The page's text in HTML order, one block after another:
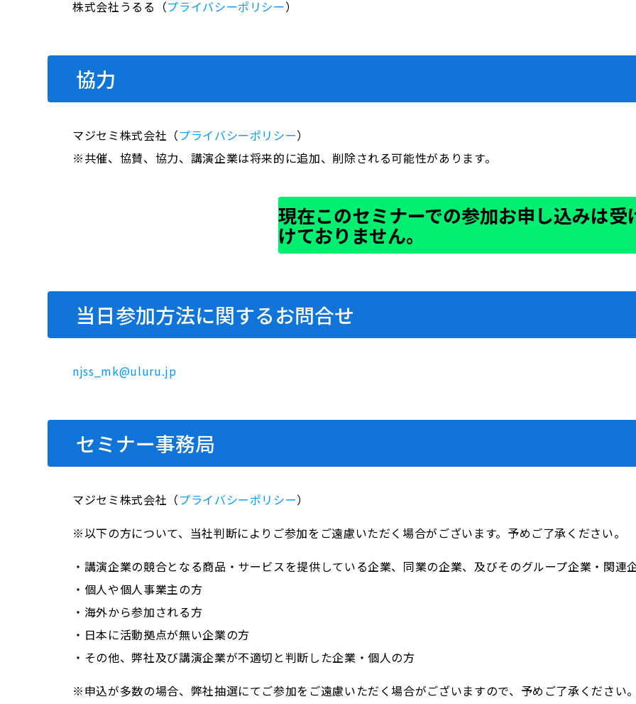
株式会社うるる（プライバシーポリシー）
協力
マジセミ株式会社（プライバシーポリシー）
※共催、協賛、協力、講演企業は将来的に追加、削除される可能性があります。
現在このセミナーでの参加お申し込みは受
けておりません。
当日参加方法に関するお問合せ
njss_mk@uluru.jp
セミナー事務局
マジセミ株式会社（プライバシーポリシー）
※以下の方について、当社判断によりご参加をご遠慮いただく場合がございます。予めご了承ください。
・講演企業の競合となる商品・サービスを提供している企業、同業の企業、及びそのグループ企業・関連
・個人や個人事業主の方
・海外から参加される方
・日本に活動拠点が無い企業の方
・その他、弊社及び講演企業が不適切と判断した企業・個人の方
※申込が多数の場合、弊社抽選にてご参加をご遠慮いただく場合がございますので、予めご了承ください